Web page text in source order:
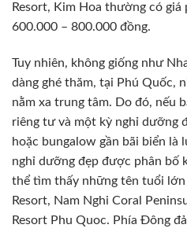
Resort, Kim Hoa thường có giá
600.000 – 800.000 đồng.
Tuy nhiên, không giống như
dàng ghé thăm, tại Phú Quốc,
nằm xa trung tâm. Do đó, nếu
riêng tư và một kỳ nghỉ dưỡng
hoặc bungalow gần bãi biển là
nghỉ dưỡng đẹp được phân bố
thể tìm thấy những tên tuổi
Resort, Nam Nghi Coral
Resort Phu Quoc. Phía Đông